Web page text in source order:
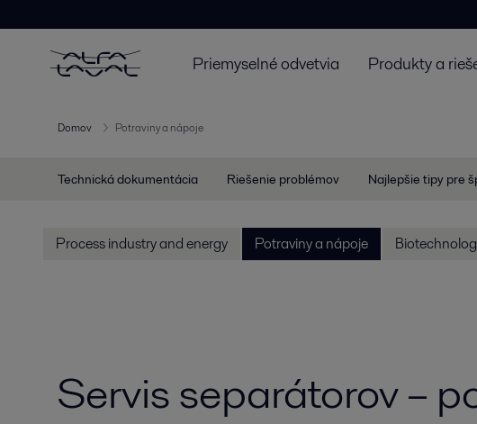
Priemyselné odvetvia Produkty a
Domov Potraviny a nápoje
Technická dokumentácia Riešenie problémov Najlepšie tipy pre
Process industry and energy Potraviny a nápoje
Servis separátorov –